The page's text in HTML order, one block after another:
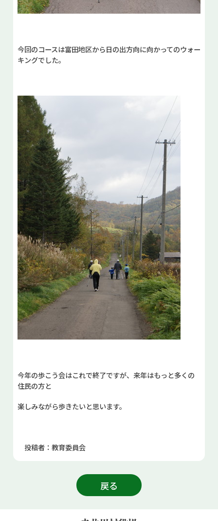
今回のコースは富田地区から日の出方向に向かってのウォー
キングでした。
今年の歩こう会はこれで終了ですが、来年はもっと多くの
住民の方と
楽しみながら歩きたいと思います。
投稿者：教育委員会
戻る